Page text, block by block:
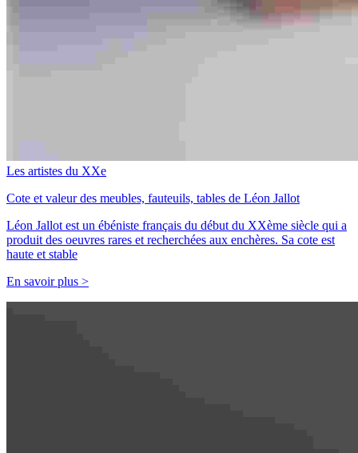
Les artistes du XXe
Cote et valeur des meubles, fauteuils, tables de Léon Jallot
Léon Jallot est un ébéniste français du début du XXème siècle qui a
produit des oeuvres rares et recherchées aux enchères. Sa cote est
haute et stable
En savoir plus >